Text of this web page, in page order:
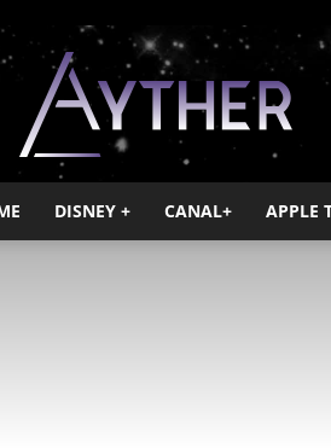
Ayther
DISNEY + CANAL+ APPLE